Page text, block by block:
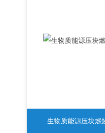
生物质能源压块燃